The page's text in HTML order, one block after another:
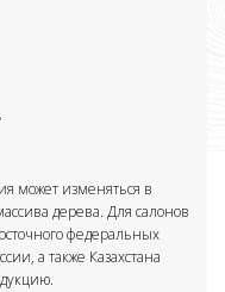
может изменяться в
дерева. Для салонов
федеральных
а также Казахстана